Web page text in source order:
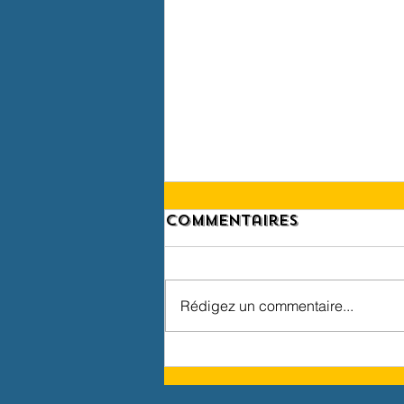
d'Artistes
Commentaires
Rédigez un commentaire...